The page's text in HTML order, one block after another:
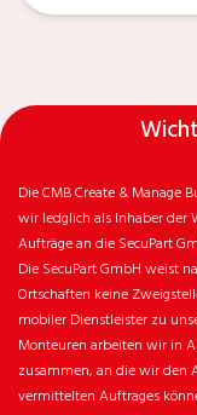
Die CMB Create & Manage
wir ledglich als Inhaber der
Aufträge an die SecuPart
Die SecuPart GmbH weist
Ortschaften keine
mobiler Dienstleister zu
Monteuren arbeiten wir in
zusammen, an die wir den
vermittelten Auftrages